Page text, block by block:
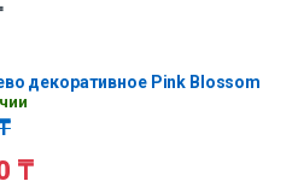
декоративное Pink Blossom
₸